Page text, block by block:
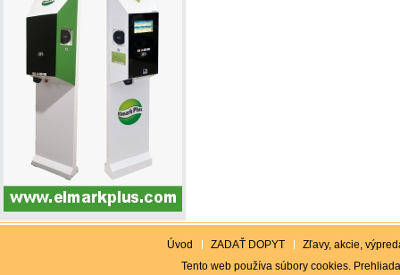
Úvod ZADAŤ DOPYT
Zľavy, akcie,
Tento web používa súbory cookies.